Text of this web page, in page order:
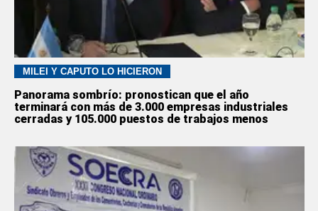
MILEI Y CAPUTO LO HICIERON
Panorama sombrío: pronostican que el año
terminará con más de 3.000 empresas industriales
cerradas y 105.000 puestos de trabajos menos